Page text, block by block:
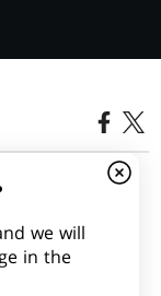
we will
in the